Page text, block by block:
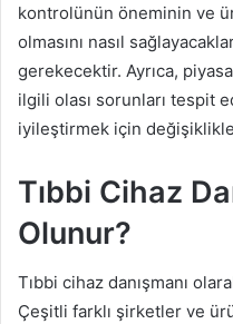
kontrolünün öneminin ve
olmasını nasıl
gerekecektir. Ayrıca,
ilgili olası sorunları tespit
iyileştirmek için
Tıbbi Cihaz
Olunur?
Tıbbi cihaz danışmanı
Çeşitli farklı şirketler ve